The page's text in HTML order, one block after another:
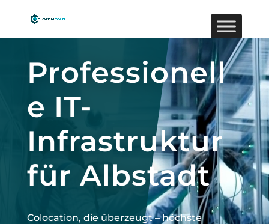
Professionell
e IT-
Infrastruktur
für Albstadt⁠
Colocation, die überzeugt –höchste